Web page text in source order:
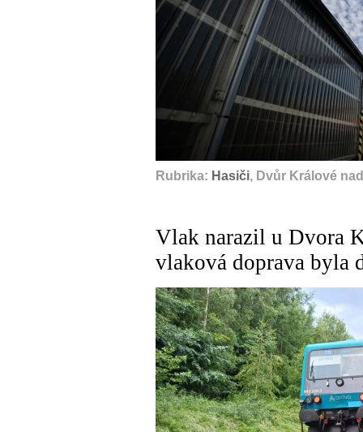
Rubrika: Hasiči, Dvůr Králové
Vlak narazil u Dvora
vlaková doprava byla